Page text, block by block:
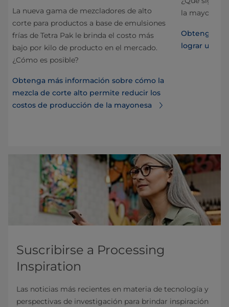
La nueva gama de mezcladores de alto
corte para productos a base de emulsiones
frías de Tetra Pak le brinda el costo más
bajo por kilo de producto en el mercado.
¿Cómo es posible?
Obtenga más información sobre cómo la
mezcla de corte alto permite reducir los
costos de producción de la mayonesa
la
Obtenga
lograr una
Suscribirse a Processing
Inspiration
Las noticias más recientes en materia de tecnología y
perspectivas de investigación para brindar inspiración